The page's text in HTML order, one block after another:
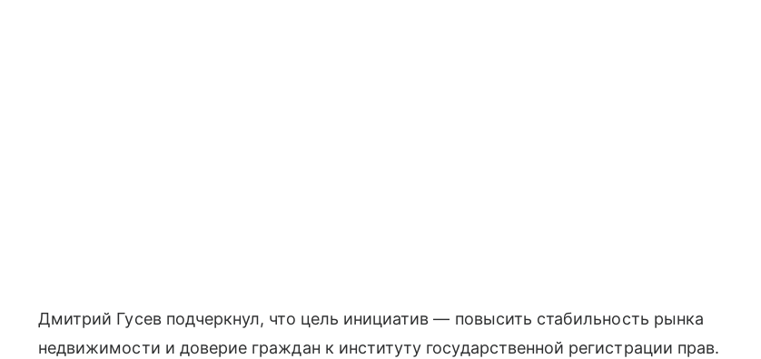
Дмитрий Гусев подчеркнул, что цель инициатив — повысить стабильность рынка
недвижимости и доверие граждан к институту государственной регистрации прав.